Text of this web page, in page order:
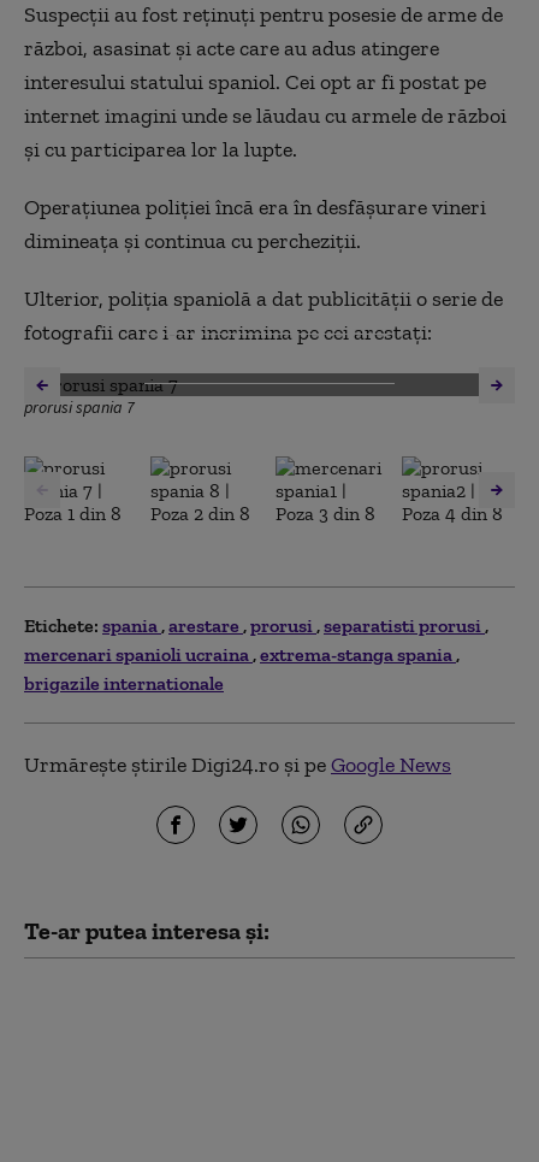
Suspecții au fost reținuți pentru posesie de arme de
război, asasinat și acte care au adus atingere
interesului statului spaniol. Cei opt ar fi postat pe
internet imagini unde se lăudau cu armele de război
și cu participarea lor la lupte.
Operațiunea poliției încă era în desfășurare vineri
dimineața și continua cu percheziții.
Ulterior, poliția spaniolă a dat publicității o serie de
fotografii care i-ar incrimina pe cei arestați:
prorusi spania 7
Etichete: spania arestare prorusi separatisti prorusi
mercenari spanioli ucraina extrema-stanga spania
brigazile internationale
Urmărește știrile Digi24.ro și peGoogle News
Te-ar putea interesa și: